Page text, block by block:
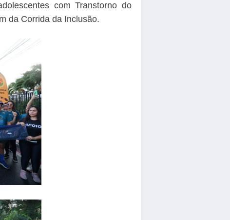
com Transtorno do
da Corrida da Inclusão.